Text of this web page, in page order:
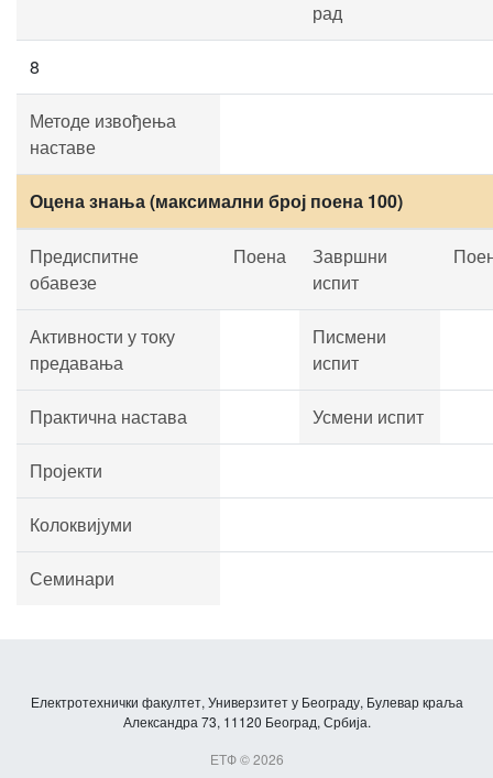
рад
8
Методе извођења
наставе
Оцена знања (максимални број поена 100)
Предиспитне
обавезе
Поена
Завршни
испит
Активности у току
предавања
Писмени
испит
Практична настава Усмени испит
Пројекти
Колоквијуми
Семинари
Електротехнички факултет, Универзитет у Београду, Булевар краља
Александра 73, 11120 Београд, Србија.
ЕТФ © 2026